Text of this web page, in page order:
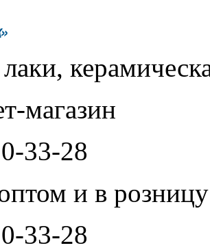
магазин
33-28
и в розницу
33-28